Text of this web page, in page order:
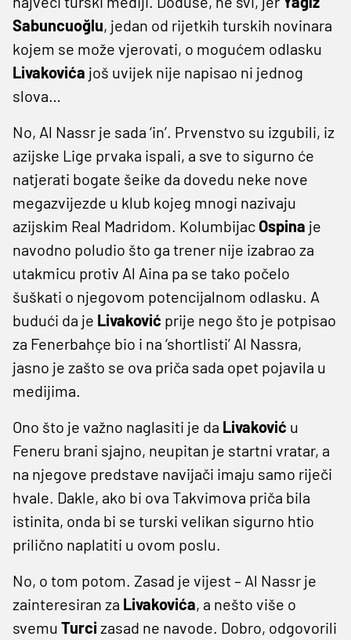
Sabuncuoğlu, jedan od rijetkih turskih novinara
kojem se može vjerovati, o mogućem odlasku
Livakovića još uvijek nije napisao ni jednog
slova…
No, Al Nassr je sada ‘in’. Prvenstvo su izgubili, iz
azijske Lige prvaka ispali, a sve to sigurno će
natjerati bogate šeike da dovedu neke nove
megazvijezde u klub kojeg mnogi nazivaju
azijskim Real Madridom. Kolumbijac Ospina je
navodno poludio što ga trener nije izabrao za
utakmicu protiv Al Aina pa se tako počelo
šuškati o njegovom potencijalnom odlasku. A
budući da je Livaković prije nego što je potpisao
za Fenerbahçe bio i na ‘shortlisti’ Al Nassra,
jasno je zašto se ova priča sada opet pojavila u
medijima.
Ono što je važno naglasiti je da Livaković u
Feneru brani sjajno, neupitan je startni vratar, a
na njegove predstave navijači imaju samo riječi
hvale. Dakle, ako bi ova Takvimova priča bila
istinita, onda bi se turski velikan sigurno htio
prilično naplatiti u ovom poslu.
No, o tom potom. Zasad je vijest – Al Nassr je
zainteresiran za Livakovića, a nešto više o
svemu Turci zasad ne navode. Dobro, odgovorili